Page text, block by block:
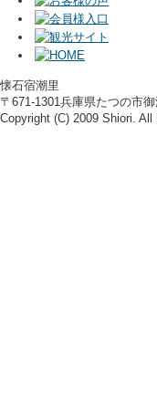
懐石宿潮里
〒671-1301兵庫県たつの市
Copyright (C) 2009 Shiori. All